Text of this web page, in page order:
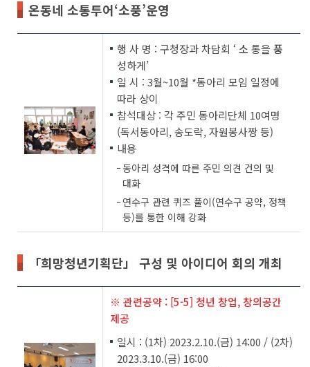
온동네 소통투어‘소풍’운영
행 사 명 : 구청장과 차담회 ‘소 통을풍
성하게’
일 시 : 3월~10월 *동아리 모임 일정에
따라 상이
참석대상 : 각 주민 동아리단체 10여명
(독서동아리, 송도락, 자원봉사짱 등)
내용
동아리 성격에 따른 주민 의견 건의 및
대화
연수구 관련 퀴즈 풀이(연수구 공약, 정책
등)를 통한 이해 강화
「희망청년기획단」 구성 및 아이디어 회의 개최
※ 관련공약 : [5-5] 청년 창업, 창의공간
제공
일시 : (1차) 2023.2.10.(금) 14:00 / (2차)
2023.3.10.(금) 16:00